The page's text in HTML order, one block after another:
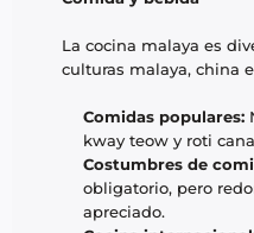
La cocina malaya es
culturas malaya, china
Comidas populares:
kway teow y roti
Costumbres de
obligatorio, pero
apreciado.